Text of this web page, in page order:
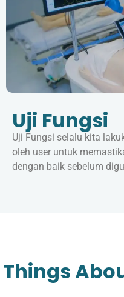
Uji Fungsi
Uji Fungsi selalu kita
oleh user untuk
dengan baik sebelum
Things